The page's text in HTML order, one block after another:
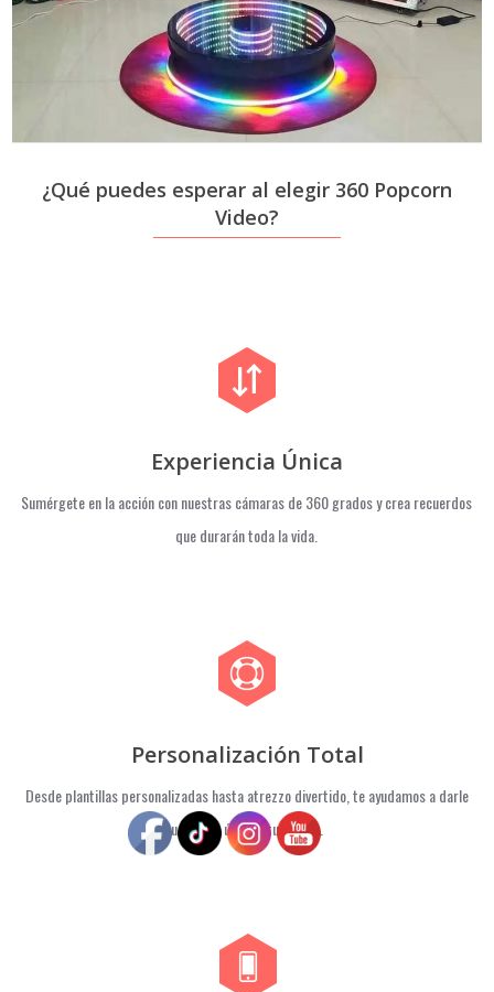
¿Qué puedes esperar al elegir 360 Popcorn
Video?
Experiencia Única
Sumérgete en la acción con nuestras cámaras de 360 grados y crea recuerdos
que durarán toda la vida.
Personalización Total
Desde plantillas personalizadas hasta atrezzo divertido, te ayudamos a darle
un toque único a tu evento.